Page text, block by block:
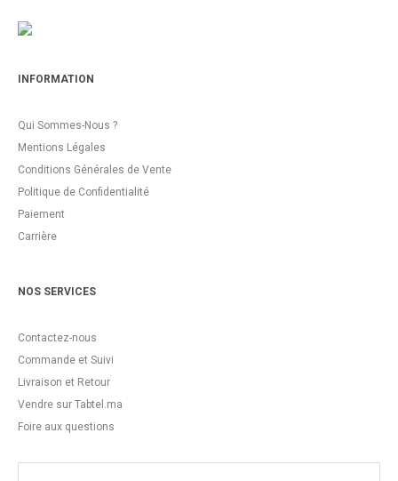
INFORMATION
Qui Sommes-Nous ?
Mentions Légales
Conditions Générales de Vente
Politique de Confidentialité
Paiement
Carrière
NOS SERVICES
Contactez-nous
Commande et Suivi
Livraison et Retour
Vendre sur Tabtel.ma
Foire aux questions